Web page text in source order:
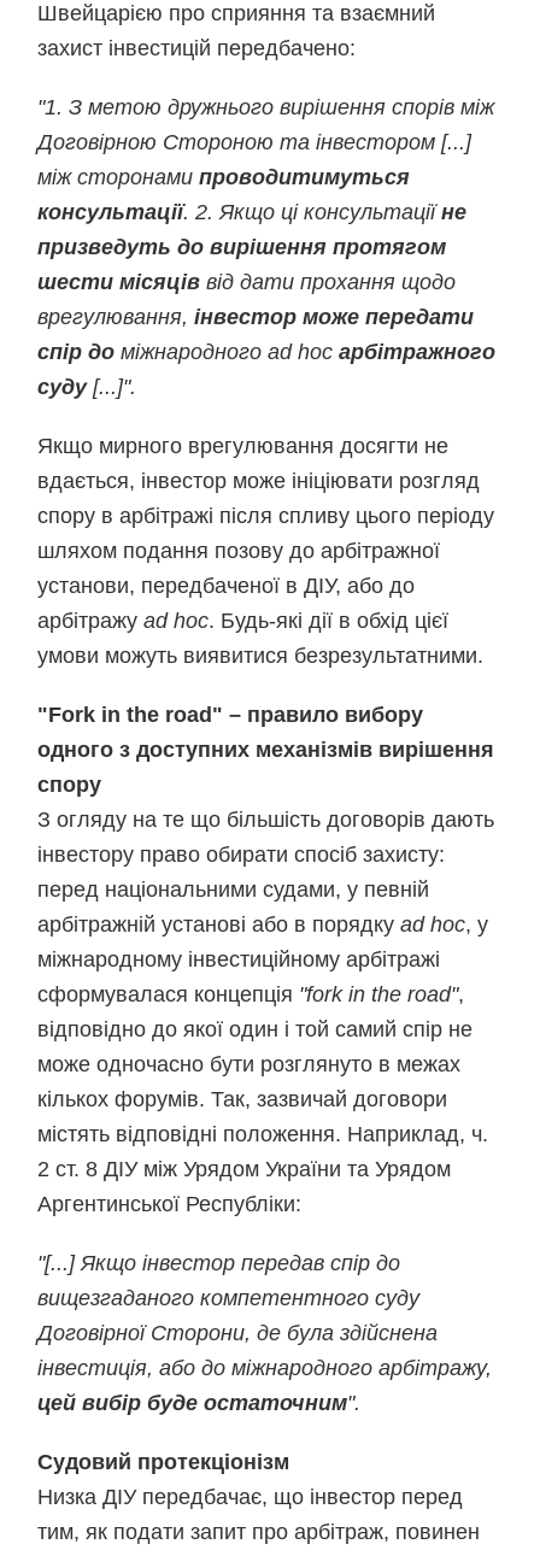
Швейцарією про сприяння та взаємний
захист інвестицій передбачено:
"1. З метою дружнього вирішення спорів між
Договірною Стороною та інвестором [...]
між сторонамипроводитимуться
консультації. 2. Якщо ці консультаціїне
призведуть до вирішення протягом
шести місяців від дати прохання щодо
врегулювання,інвестор може передати
спір до міжнародного ad hocарбітражного
суду[...]".
Якщо мирного врегулювання досягти не
вдається, інвестор може ініціювати розгляд
спору в арбітражі після спливу цього періоду
шляхом подання позову до арбітражної
установи, передбаченої в ДІУ, або до
арбітражуad hoc. Будь-які дії в обхід цієї
умови можуть виявитися безрезультатними.
"Fork in the road" – правило вибору
одного з доступних механізмів вирішення
спору
З огляду на те що більшість договорів дають
інвестору право обирати спосіб захисту:
перед національними судами, у певній
арбітражній установі або в порядкуad hoc, у
міжнародному інвестиційному арбітражі
сформувалася концепція "fork in the road",
відповідно до якої один і той самий спір не
може одночасно бути розглянуто в межах
кількох форумів. Так, зазвичай договори
містять відповідні положення. Наприклад, ч.
2 ст. 8 ДІУ між Урядом України та Урядом
Аргентинської Республіки:
"[...] Якщо інвестор передав спір до
вищезгаданого компетентного суду
Договірної Сторони, де була здійснена
інвестиція, або до міжнародного арбітражу,
цей вибір буде остаточним".
Судовий протекціонізм
Низка ДІУ передбачає, що інвестор перед
тим, як подати запит про арбітраж, повинен